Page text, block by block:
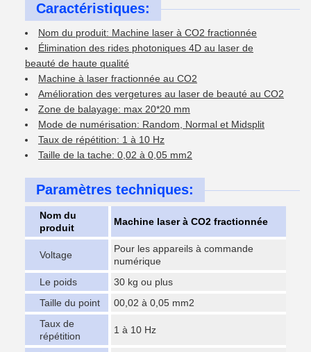
Caractéristiques:
Nom du produit: Machine laser à CO2 fractionnée
Élimination des rides photoniques 4D au laser de
beauté de haute qualité
Machine à laser fractionnée au CO2
Amélioration des vergetures au laser de beauté au CO2
Zone de balayage: max 20*20 mm
Mode de numérisation: Random, Normal et Midsplit
Taux de répétition: 1 à 10 Hz
Taille de la tache: 0,02 à 0,05 mm2
Paramètres techniques:
Nom du
produit
Machine laser à CO2 fractionnée
Voltage
Pour les appareils à commande
numérique
Le poids
30 kg ou plus
Taille du point
00,02 à 0,05 mm2
Taux de
répétition
1 à 10 Hz